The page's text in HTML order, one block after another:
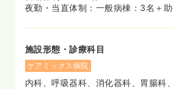
夜勤・当直体制：一般病棟：3名＋
施設形態・診療科目
ケアミックス病院
内科、呼吸器科、消化器科、胃腸科